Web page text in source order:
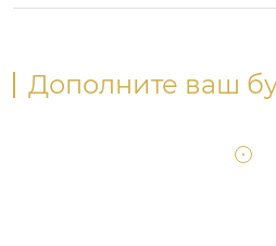
Дополните ваш